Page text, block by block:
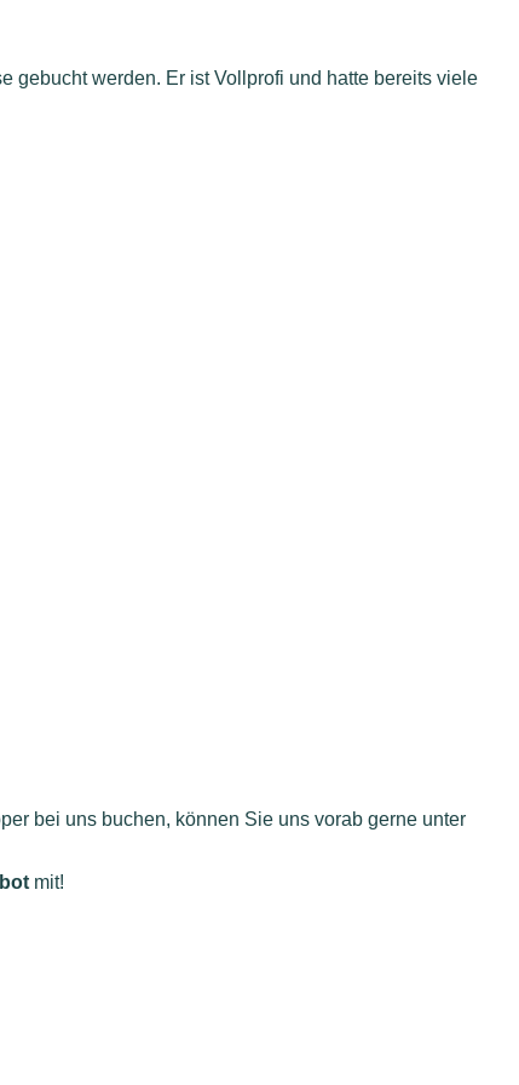
gebucht werden. Er ist Vollprofi und hatte bereits viele
bei uns buchen, können Sie uns vorab gerne unter
mit!